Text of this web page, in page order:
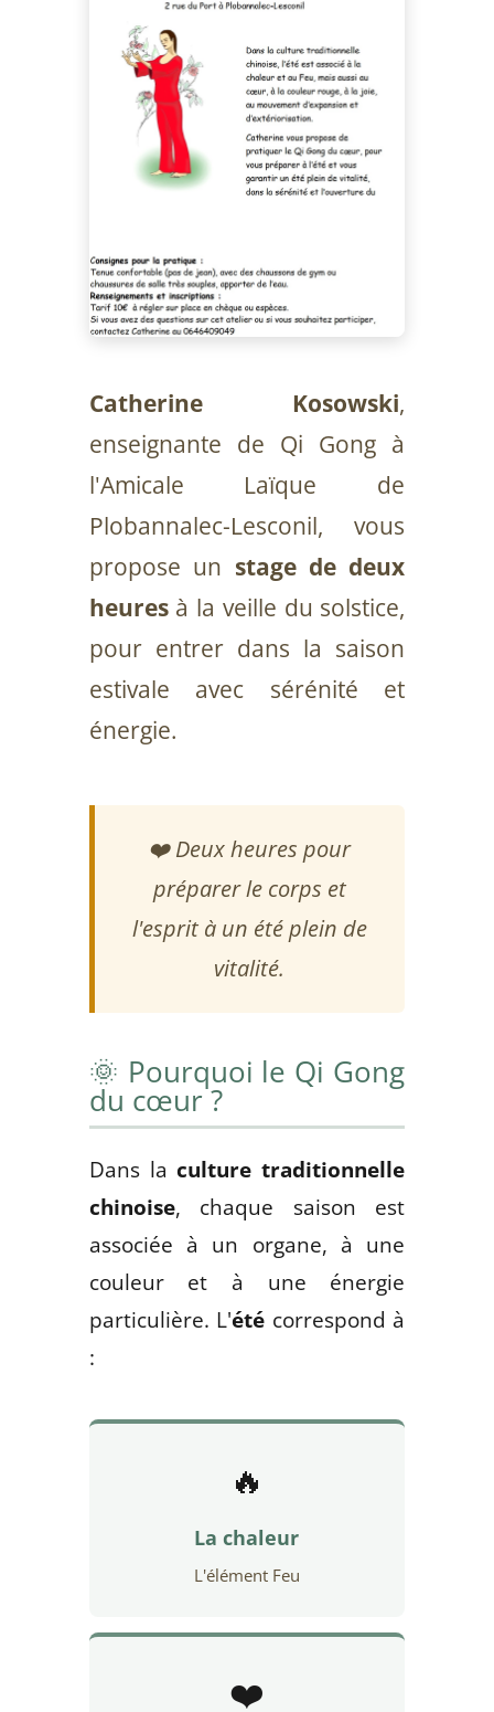
Catherine Kosowski,
enseignante de Qi Gong à
l'Amicale Laïque de
Plobannalec-Lesconil, vous
propose un stage de deux
heuresà la veille du solstice,
pour entrer dans la saison
estivale avec sérénité et
énergie.
❤️ Deux heures pour
préparer le corps et
l'esprit à un été plein de
vitalité.
🌞 Pourquoi le Qi Gong
du cœur ?
Dans laculture traditionnelle
chinoise, chaque saison est
associée à un organe, à une
couleur et à une énergie
particulière. L'été correspond à
:
🔥
La chaleur
L'élément Feu
❤️